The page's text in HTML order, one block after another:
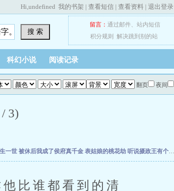
Hi,undefined 我的书架 | 查看短信 | 查看资料 | 退出登录
搜 索
留言： 通过邮件、 站内短信
积分规则
解决跳到别的站
科幻小说 阅读记录
翻页 夜间
3)
一世 被休后我成了侯府真千金 表姑娘的桃花劫 听说摄政王有个秘密
谁都看到的清